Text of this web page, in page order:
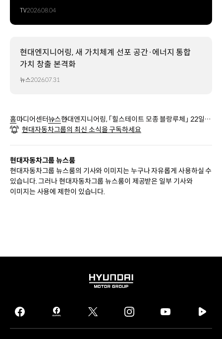
TV2026.08.04
현대엔지니어링, 새 가치체계 선포 공간·에너지 통합
가치 창출 본격화
뉴스2026.07.31
홈미디어센터뉴스현대엔지니어링, 「힐스테이트 모종 블랑루체」 22일
(목) 견본주택 오픈
현대자동차그룹의 최신 소식을 구독하세요
현대자동차그룹 뉴스룸
현대자동차그룹 뉴스룸의 기사와 이미지는 누구나 자유롭게 사용하실 수
있습니다. 그러나 현대자동차그룹 뉴스룸이 제공받은 일부 기사와
이미지는 사용에 제한이 있습니다.
HYUNDAI
GROUP
facebook
hmg
journal
twitter instagram
tv